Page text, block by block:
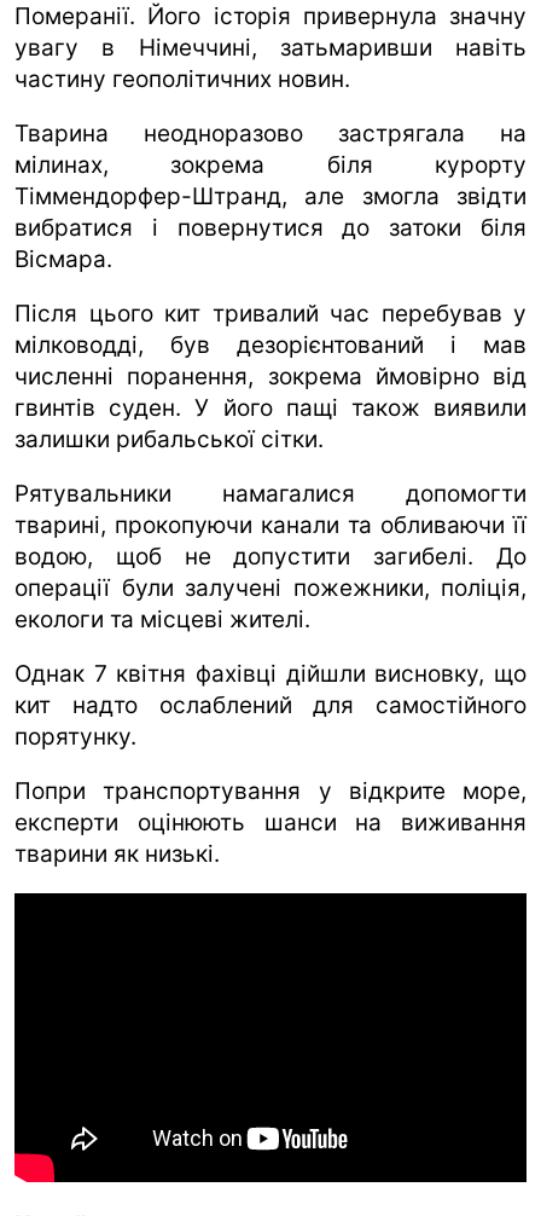
Померанії. Його історія привернула значну
увагу в Німеччині, затьмаривши навіть
частину геополітичних новин.
Тварина неодноразово застрягала на
мілинах, зокрема біля курорту
Тіммендорфер-Штранд, але змогла звідти
вибратися і повернутися до затоки біля
Вісмара.
Після цього кит тривалий час перебував у
мілководді, був дезорієнтований і мав
численні поранення, зокрема ймовірно від
гвинтів суден. У його пащі також виявили
залишки рибальської сітки.
Рятувальники намагалися допомогти
тварині, прокопуючи канали та обливаючи її
водою, щоб не допустити загибелі. До
операції були залучені пожежники, поліція,
екологи та місцеві жителі.
Однак 7 квітня фахівці дійшли висновку, що
кит надто ослаблений для самостійного
порятунку.
Попри транспортування у відкрите море,
експерти оцінюють шанси на виживання
тварини як низькі.